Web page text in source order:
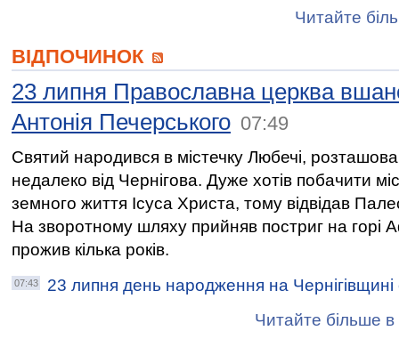
Читайте
ВІДПОЧИНОК
23 липня Православна церква
Антонія Печерського 07:49
Святий народився в містечку Любечі,
недалеко від Чернігова. Дуже хотів побачити
земного життя Ісуса Христа, тому відвідав
На зворотному шляху прийняв постриг на горі
прожив кілька років.
07:43
23 липня день народження на Чернігівщині
Читайте більше в